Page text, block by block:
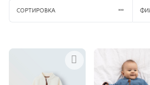
СОРТИРОВКА